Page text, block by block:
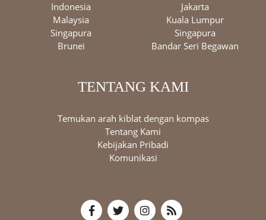
Indonesia
Malaysia
Singapura
Brunei
Jakarta
Kuala Lumpur
Singapura
Bandar Seri Begawan
TENTANG KAMI
Temukan arah kiblat dengan kompas
Tentang Kami
Kebijakan Pribadi
Komunikasi